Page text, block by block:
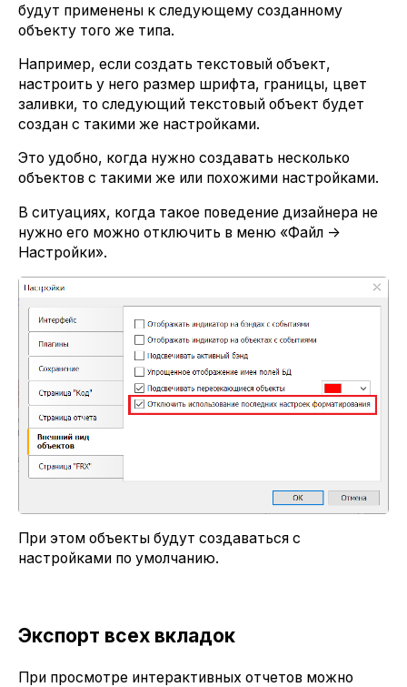
будут применены к следующему созданному
объекту того же типа.
Например, если создать текстовый объект,
настроить у него размер шрифта, границы, цвет
заливки, то следующий текстовый объект будет
создан с такими же настройками.
Это удобно, когда нужно создавать несколько
объектов с такими же или похожими настройками.
В ситуациях, когда такое поведение дизайнера не
нужно его можно отключить в меню «Файл ->
Настройки».
При этом объекты будут создаваться с
настройками по умолчанию.
Экспорт всех вкладок
При просмотре интерактивных отчетов можно